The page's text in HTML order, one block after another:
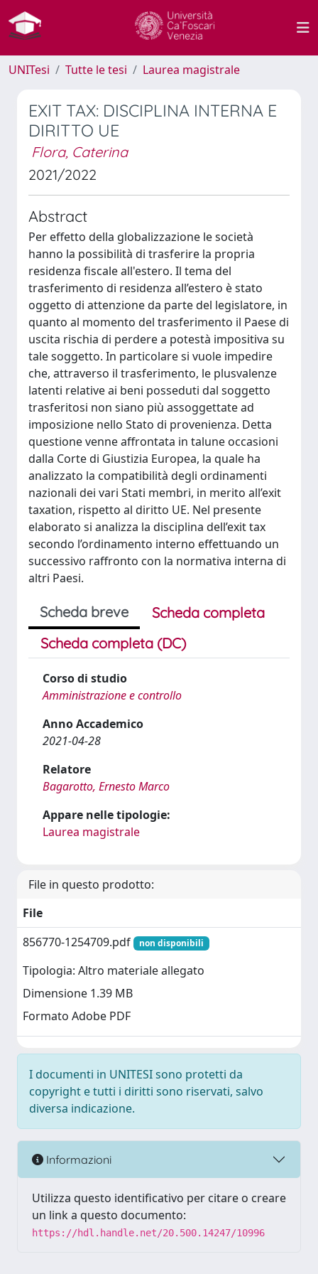
UNITesi Tutte le tesi Laurea magistrale
EXIT TAX: DISCIPLINA INTERNA E
DIRITTO UE
Flora, Caterina
2021/2022
Abstract
Per effetto della globalizzazione le società
hanno la possibilità di trasferire la propria
residenza fiscale all'estero. Il tema del
trasferimento di residenza all’estero è stato
oggetto di attenzione da parte del legislatore, in
quanto al momento del trasferimento il Paese di
uscita rischia di perdere a potestà impositiva su
tale soggetto. In particolare si vuole impedire
che, attraverso il trasferimento, le plusvalenze
latenti relative ai beni posseduti dal soggetto
trasferitosi non siano più assoggettate ad
imposizione nello Stato di provenienza. Detta
questione venne affrontata in talune occasioni
dalla Corte di Giustizia Europea, la quale ha
analizzato la compatibilità degli ordinamenti
nazionali dei vari Stati membri, in merito all’exit
taxation, rispetto al diritto UE. Nel presente
elaborato si analizza la disciplina dell’exit tax
secondo l’ordinamento interno effettuando un
successivo raffronto con la normativa interna di
altri Paesi.
Scheda breve
Scheda completa
Scheda completa (DC)
Corso di studio
Amministrazione e controllo
Anno Accademico
2021-04-28
Relatore
Bagarotto, Ernesto Marco
Appare nelle tipologie:
Laurea magistrale
File in questo prodotto:
File
856770-1254709.pdf
non disponibili
Tipologia: Altro materiale allegato
Dimensione 1.39 MB
Formato Adobe PDF
I documenti in UNITESI sono protetti da
copyright e tutti i diritti sono riservati, salvo
diversa indicazione.
Informazioni
Utilizza questo identificativo per citare o creare
un link a questo documento:
https://hdl.handle.net/20.500.14247/10996